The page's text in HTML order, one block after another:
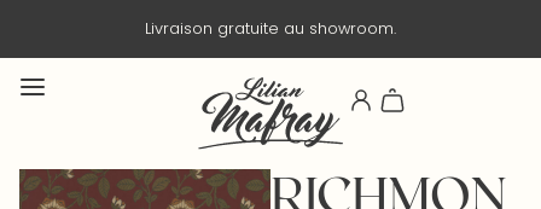
Livraison gratuite au showroom.
RICHMON